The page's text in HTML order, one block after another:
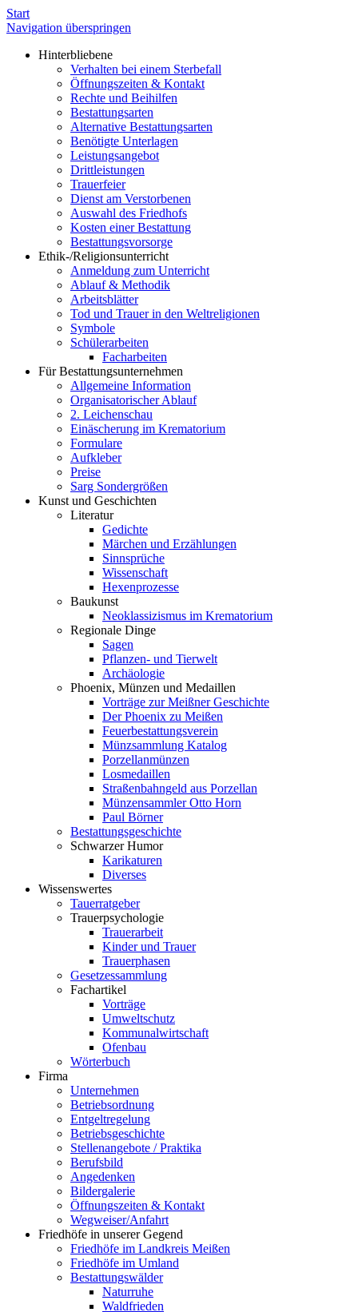
Start
Navigation überspringen
Hinterbliebene
Verhalten bei einem Sterbefall
Öffnungszeiten & Kontakt
Rechte und Beihilfen
Bestattungsarten
Alternative Bestattungsarten
Benötigte Unterlagen
Leistungsangebot
Drittleistungen
Trauerfeier
Dienst am Verstorbenen
Auswahl des Friedhofs
Kosten einer Bestattung
Bestattungsvorsorge
Ethik-/Religionsunterricht
Anmeldung zum Unterricht
Ablauf & Methodik
Arbeitsblätter
Tod und Trauer in den Weltreligionen
Symbole
Schülerarbeiten
Facharbeiten
Für Bestattungsunternehmen
Allgemeine Information
Organisatorischer Ablauf
2. Leichenschau
Einäscherung im Krematorium
Formulare
Aufkleber
Preise
Sarg Sondergrößen
Kunst und Geschichten
Literatur
Gedichte
Märchen und Erzählungen
Sinnsprüche
Wissenschaft
Hexenprozesse
Baukunst
Neoklassizismus im Krematorium
Regionale Dinge
Sagen
Pflanzen- und Tierwelt
Archäologie
Phoenix, Münzen und Medaillen
Vorträge zur Meißner Geschichte
Der Phoenix zu Meißen
Feuerbestattungsverein
Münzsammlung Katalog
Porzellanmünzen
Losmedaillen
Straßenbahngeld aus Porzellan
Münzensammler Otto Horn
Paul Börner
Bestattungsgeschichte
Schwarzer Humor
Karikaturen
Diverses
Wissenswertes
Tauerratgeber
Trauerpsychologie
Trauerarbeit
Kinder und Trauer
Trauerphasen
Gesetzessammlung
Fachartikel
Vorträge
Umweltschutz
Kommunalwirtschaft
Ofenbau
Wörterbuch
Firma
Unternehmen
Betriebsordnung
Entgeltregelung
Betriebsgeschichte
Stellenangebote / Praktika
Berufsbild
Angedenken
Bildergalerie
Öffnungszeiten & Kontakt
Wegweiser/Anfahrt
Friedhöfe in unserer Gegend
Friedhöfe im Landkreis Meißen
Friedhöfe im Umland
Bestattungswälder
Naturruhe
Waldfrieden